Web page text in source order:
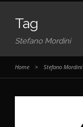
Tag
Stefano Mordini
Home > Stefano Mordini